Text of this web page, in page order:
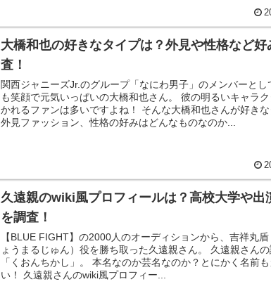
大橋和也の好きなタイプは？外見や性格など好
査！
関西ジャニーズJr.のグループ「なにわ男子」のメンバーとし
も笑顔で元気いっぱいの大橋和也さん。 彼の明るいキャラ
かれるファンは多いですよね！ そんな大橋和也さんが好き
外見ファッション、性格の好みはどんなものなのか...
久遠親のwiki風プロフィールは？高校大学や出
を調査！
【BLUE FIGHT】の2000人のオーディションから、吉祥丸盾
ょうまるじゅん）役を勝ち取った久遠親さん。 久遠親さん
「くおんちかし」。 本名なのか芸名なのか？とにかく名前
い！ 久遠親さんのwiki風プロフィー...